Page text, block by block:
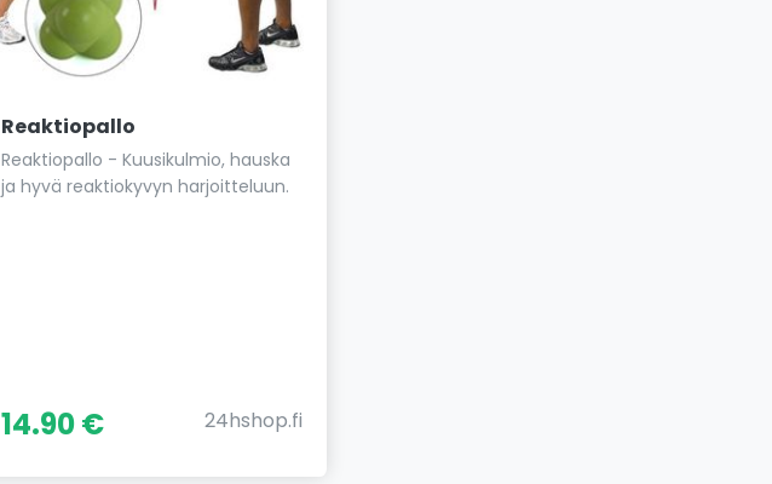
Reaktiopallo
Reaktiopallo - Kuusikulmio, hauska
ja hyvä reaktiokyvyn harjoitteluun.
14.90 € 24hshop.fi